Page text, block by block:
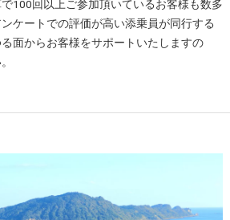
100回以上ご参加頂いているお客様も数多
ケートでの評価が高い添乗員が同行する
面からお客様をサポートいたしますの